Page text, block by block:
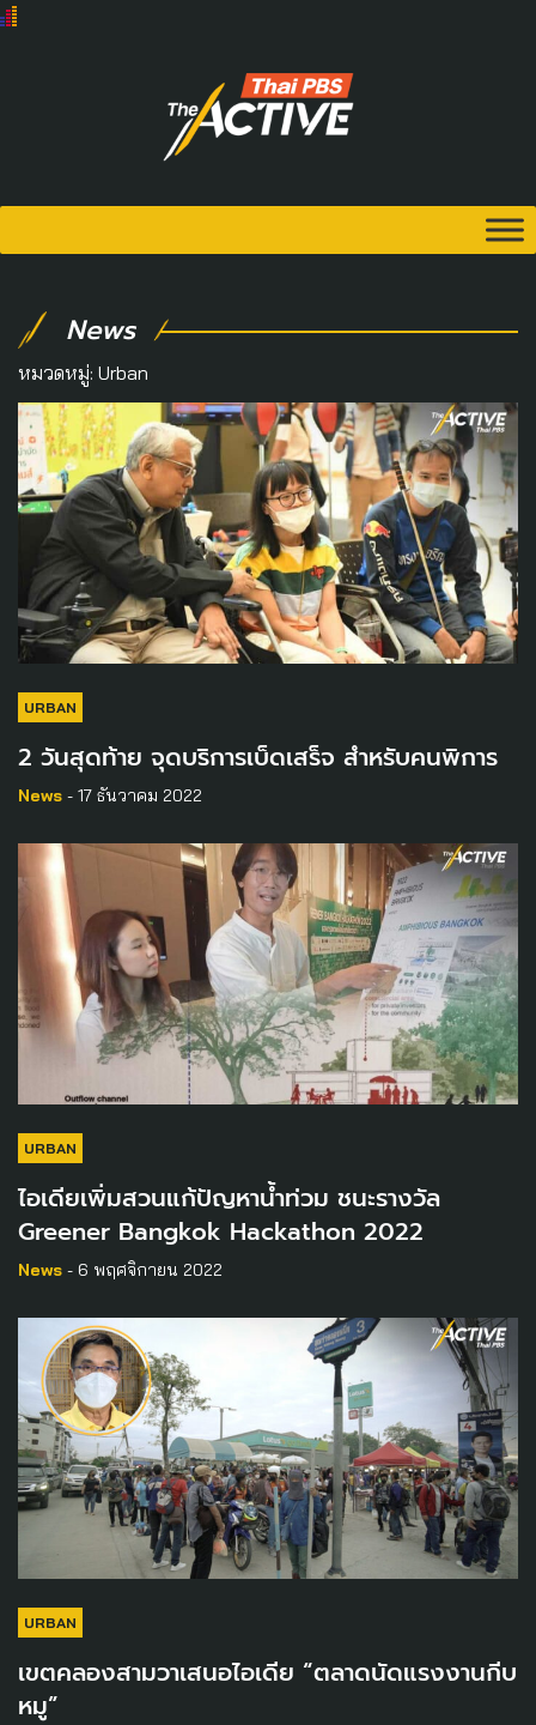
News
หมวดหมู่: Urban
URBAN
2 วันสุดท้าย จุดบริการเบ็ดเสร็จ สำหรับคนพิการ
News - 17 ธันวาคม 2022
URBAN
ไอเดียเพิ่มสวนแก้ปัญหาน้ำท่วม ชนะรางวัล​
Greener Bangkok Hackathon 2022
News - 6 พฤศจิกายน 2022
URBAN
เขตคลองสามวาเสนอไอเดีย “ตลาดนัดแรงงานกีบ
หมู”